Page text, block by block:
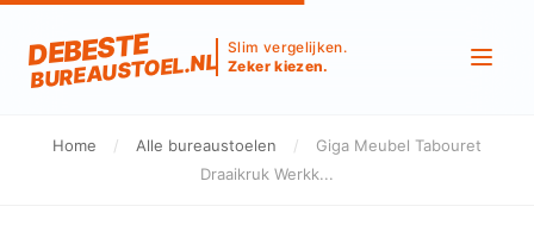
DEBESTE
BUREAUSTOEL.NL
Slim vergelijken.
Zeker kiezen.
Home / Alle bureaustoelen /
Giga Meubel Tabouret
Draaikruk Werkk...